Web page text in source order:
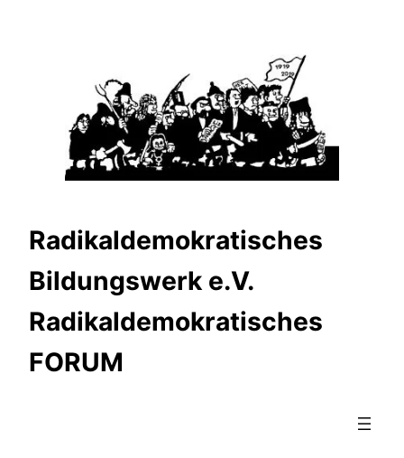
Radikaldemokratisches
Bildungswerk e.V.
Radikaldemokratisches
FORUM